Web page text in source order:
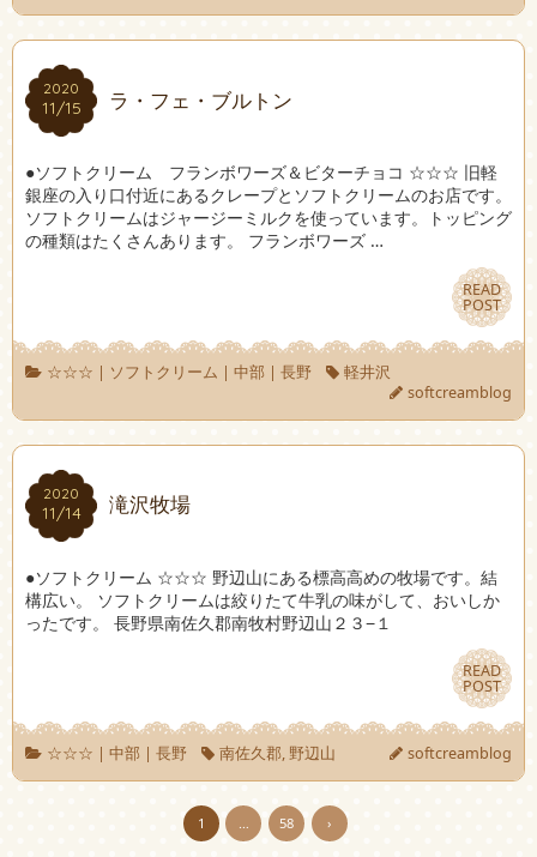
2020
11/15
2020
11/15 ラ・フェ・ブルトン
●ソフトクリーム フランボワーズ＆ビターチョコ ☆☆☆ 旧軽
銀座の入り口付近にあるクレープとソフトクリームのお店です。
ソフトクリームはジャージーミルクを使っています。トッピング
の種類はたくさんあります。 フランボワーズ …
READ
POST
READ
POST
☆☆☆ | ソフトクリーム | 中部 | 長野
軽井沢
softcreamblog
2020
11/14
2020
11/14 滝沢牧場
●ソフトクリーム ☆☆☆ 野辺山にある標高高めの牧場です。結
構広い。 ソフトクリームは絞りたて牛乳の味がして、おいしか
ったです。 長野県南佐久郡南牧村野辺山２３−１
READ
POST
READ
POST
☆☆☆ | 中部 | 長野 南佐久郡, 野辺山 softcreamblog
1 … 58 ›